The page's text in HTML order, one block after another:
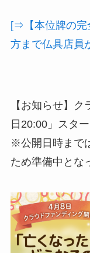
[⇒【本位牌の完
方まで仏具店員
【お知らせ】
日20:00」スター
※公開日時まで
ため準備中とな